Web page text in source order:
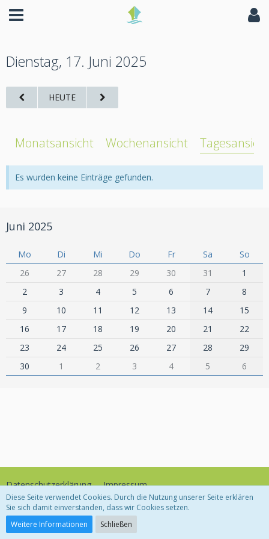
Dienstag, 17. Juni 2025
HEUTE
Monatsansicht Wochenansicht Tagesansicht
Es wurden keine Einträge gefunden.
Juni 2025
Mo Di Mi Do Fr Sa
So
26
27 28 29 30 31
1
2
3 4 5 6 7
8
9
10 11 12 13 14
15
16
17 18 19 20 21
22
23
24 25 26 27 28
29
30
1 2 3 4 5 6
Datenschutzerklärung Impressum
Community-Software:
Diese Seite verwendet Cookies. Durch die Nutzung unserer Seite erklären
Sie sich damit einverstanden, dass wir Cookies setzen.
Weitere Informationen
Schließen